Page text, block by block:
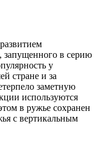
запущенного в серию
у
стране и за
заметную
используются
в ружье сохранен
с вертикальным